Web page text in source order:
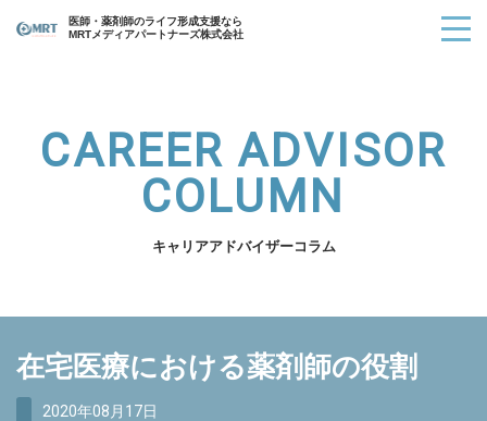
医師・薬剤師のライフ形成支援なら
MRTメディアパートナーズ株式会社
CAREER ADVISOR
COLUMN
キャリアアドバイザーコラム
在宅医療における薬剤師の役割
2020年08月17日